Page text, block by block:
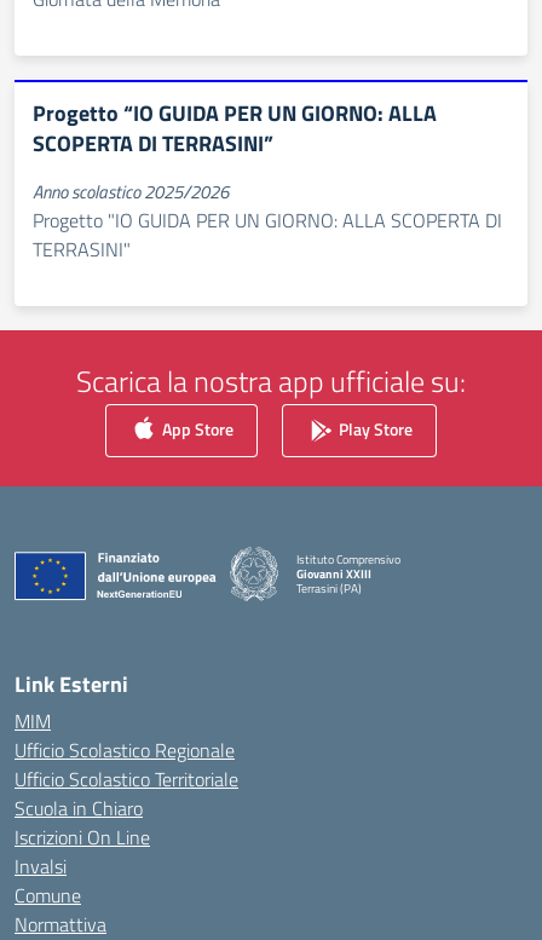
Progetto “IO GUIDA PER UN GIORNO: ALLA
SCOPERTA DI TERRASINI”
Anno scolastico 2025/2026
Progetto "IO GUIDA PER UN GIORNO: ALLA SCOPERTA DI
TERRASINI"
Scarica la nostra app ufficiale su:
App Store Play Store
Istituto Comprensivo
Giovanni XXIII
Terrasini (PA)
Link Esterni
MIM
Ufficio Scolastico Regionale
Ufficio Scolastico Territoriale
Scuola in Chiaro
Iscrizioni On Line
Invalsi
Comune
Normattiva